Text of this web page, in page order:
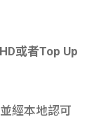
或者Top Up
經本地認可